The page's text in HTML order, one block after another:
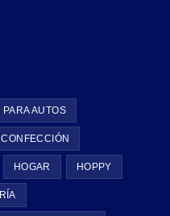
AUTOS
CONFECCIÓN
HOGAR HOPPY